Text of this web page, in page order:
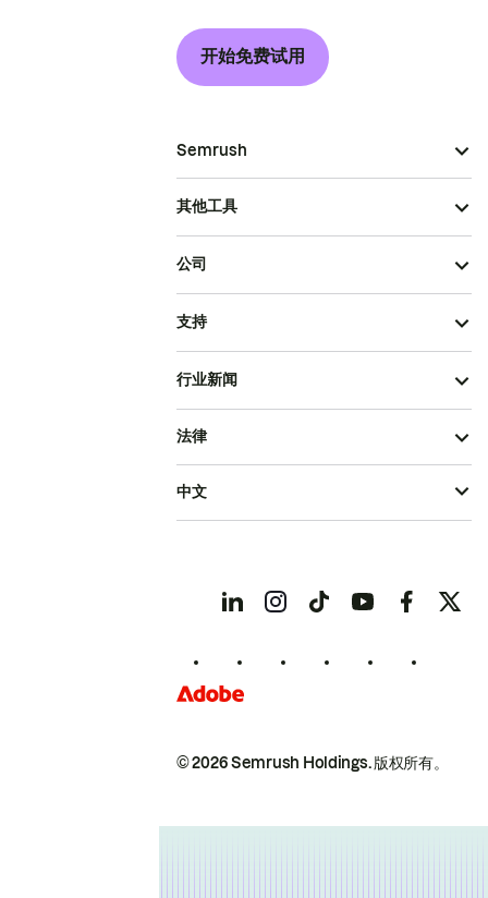
开始免费试用
Semrush
其他工具
公司
支持
行业新闻
© 2026 Semrush Holdings.版权所有。
法律
中文